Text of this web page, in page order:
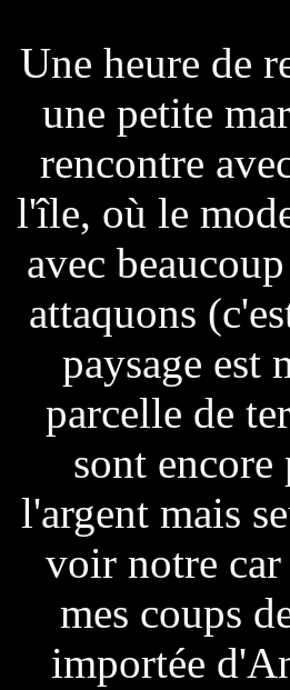
Une heure de
une petite
rencontre
l'île, où le
avec
attaquons
paysage est
parcelle de
sont
l'argent mais
voir notre
mes coups
importée